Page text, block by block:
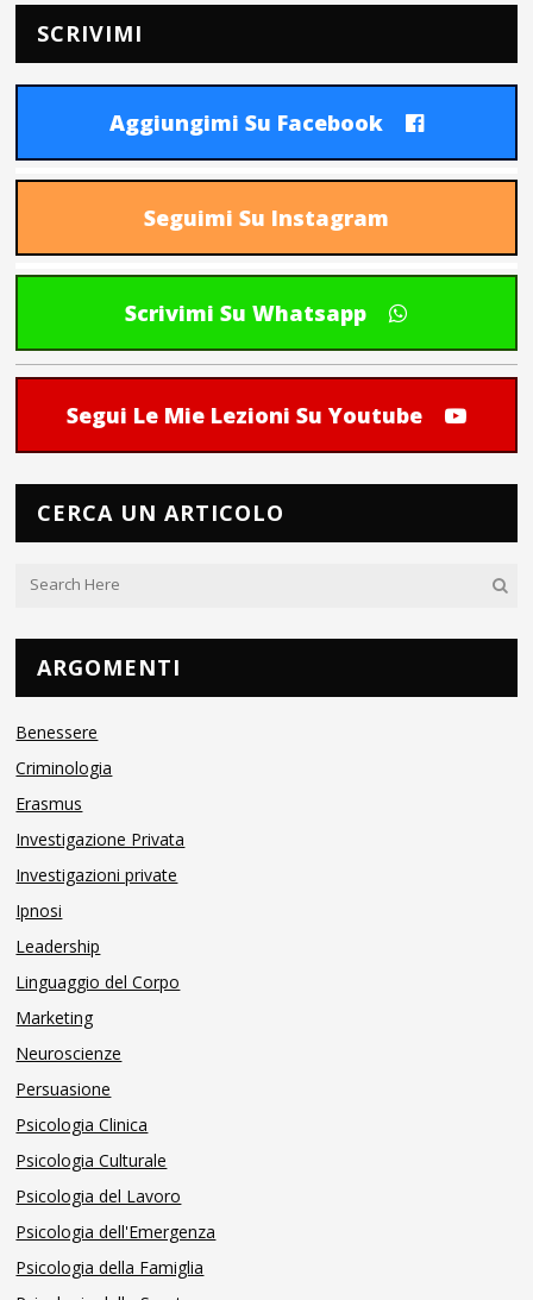
SCRIVIMI
Aggiungimi Su Facebook
Seguimi Su Instagram
Scrivimi Su Whatsapp
Segui Le Mie Lezioni Su Youtube
CERCA UN ARTICOLO
ARGOMENTI
Benessere
Criminologia
Erasmus
Investigazione Privata
Investigazioni private
Ipnosi
Leadership
Linguaggio del Corpo
Marketing
Neuroscienze
Persuasione
Psicologia Clinica
Psicologia Culturale
Psicologia del Lavoro
Psicologia dell'Emergenza
Psicologia della Famiglia